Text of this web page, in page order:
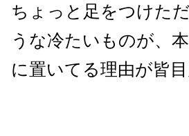
ちょっと足をつけた
うな冷たいものが、
に置いてる理由が皆